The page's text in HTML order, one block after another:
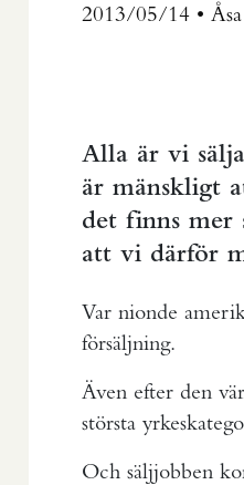
2013/05/14 • Åsa
Alla är vi
är mänskligt
det finns mer
att vi därför
Var nionde
försäljning.
Även efter den
största
Och säljjobben